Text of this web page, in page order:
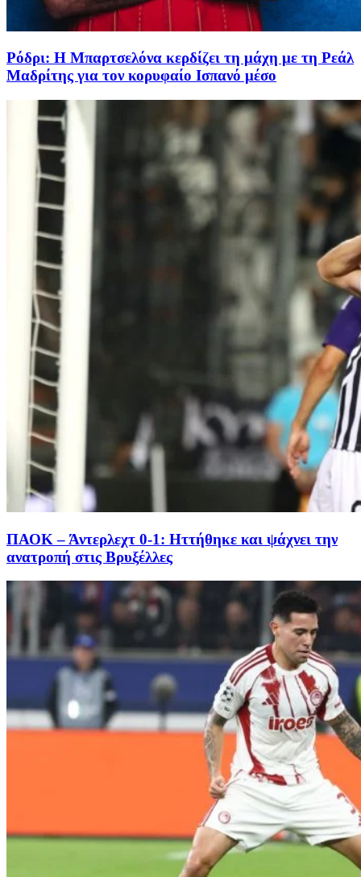
Ρόδρι: Η Μπαρτσελόνα κερδίζει τη μάχη με τη Ρεάλ
Μαδρίτης για τον κορυφαίο Ισπανό μέσο
ΠΑΟΚ – Άντερλεχτ 0-1: Ηττήθηκε και ψάχνει την
ανατροπή στις Βρυξέλλες